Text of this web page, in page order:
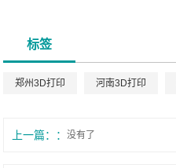
标签
郑州3D打印 河南3D打印
上一篇： 没有了